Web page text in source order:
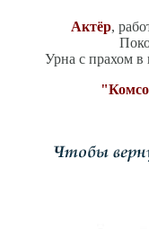
Актёр,
Урна с прахом в